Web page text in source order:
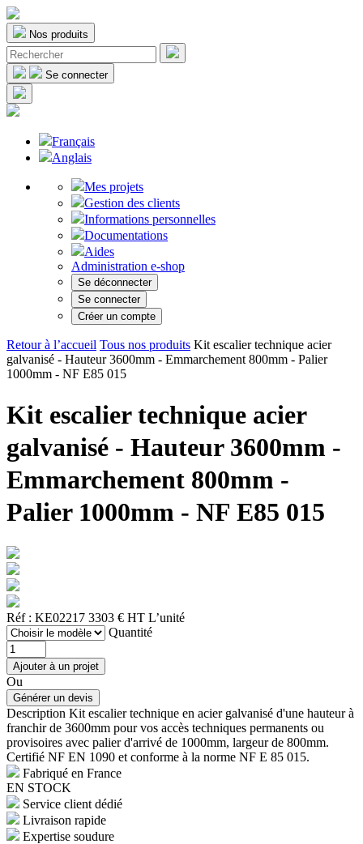
Nos produits
Se connecter
Français
Anglais
Mes projets
Gestion des clients
Informations personnelles
Documentations
Aides
Administration e-shop
Se déconnecter
Se connecter
Créer un compte
Retour à l’accueil Tous nos produits Kit escalier technique acier
galvanisé - Hauteur 3600mm - Emmarchement 800mm - Palier
1000mm - NF E85 015
Kit escalier technique acier
galvanisé - Hauteur 3600mm -
Emmarchement 800mm -
Palier 1000mm - NF E85 015
Réf : KE02217 3303 € HT L’unité
Quantité
Ou
Description Kit escalier technique en acier galvanisé d'une hauteur à
franchir de 3600mm pour vos accès techniques permanents ou
provisoires avec palier d'arrivé de 1000mm, largeur de 800mm.
Certifié NF EN 1090 et conforme à la norme NF E 85 015.
Fabriqué en France
EN STOCK
Service client dédié
Livraison rapide
Expertise soudure